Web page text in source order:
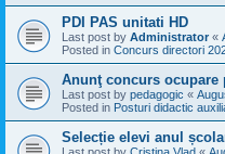
PDI PAS unitati HD
Last post by Administrator «
Posted in Concurs directori
Anunţ concurs
Last post by pedagogic «
Posted in Posturi didactic
Selecție elevi anul
Last post by Cristina Vlad «